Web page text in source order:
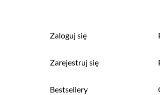
Zaloguj się
Zarejestruj się
Bestsellery